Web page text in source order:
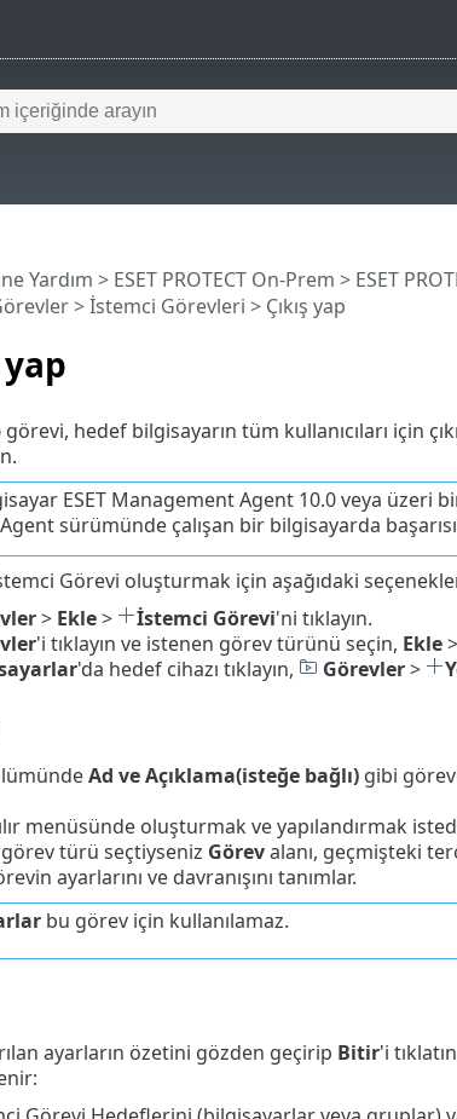
yap
Yardım > ESET PROTECT On-Prem > ESET
>İstemci Görevleri > Çıkış yap
görevi, hedef bilgisayarın tüm kullanıcıları için
ESET Management Agent 10.0 veya üzeri
sürümünde çalışan bir bilgisayarda
Görevi oluşturmak için aşağıdaki
> Ekle> İstemci Görevi'ni tıklayın.
'i tıklayın ve istenen görev türünü seçin, Ekle>
'da hedef cihazı tıklayın, Görevler>
Ad ve Açıklama(isteğe bağlı)gibi
menüsünde oluşturmak ve yapılandırmak
türü seçtiyseniz Görevalanı, geçmişteki
ayarlarını ve davranışını tanımlar.
bu görev için kullanılamaz.
ayarların özetini gözden geçirip Bitir'i